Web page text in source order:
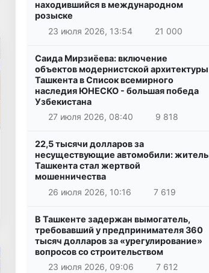
находившийся в международном
розыске
23 июля 2026, 13:54
21 000
Саида Мирзиёева: включение
объектов модернистской архитектуры
Ташкента в Список всемирного
наследия ЮНЕСКО - большая победа
Узбекистана
27 июля 2026, 08:40
9 818
22,5 тысячи долларов за
несуществующие автомобили: житель
Ташкента стал жертвой
мошенничества
26 июля 2026, 10:16
7 619
В Ташкенте задержан вымогатель,
требовавший у предпринимателя 360
тысяч долларов за «урегулирование»
вопросов со строительством
23 июля 2026, 09:06
7 612